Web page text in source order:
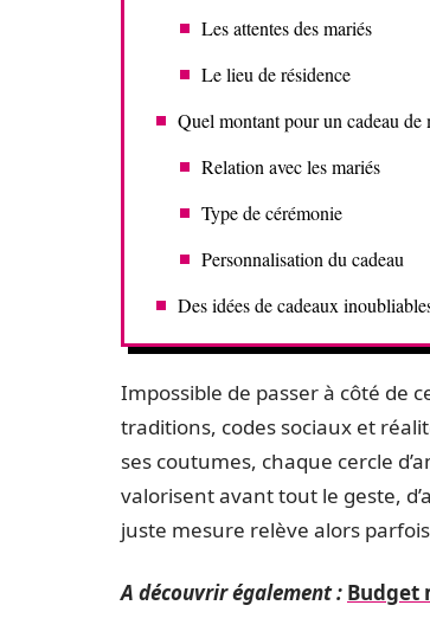
Les attentes des mariés
Le lieu de résidence
Quel montant pour un cadeau de
Relation avec les mariés
Type de cérémonie
Personnalisation du cadeau
Des idées de cadeaux
Impossible de passer à côté de
traditions, codes sociaux et
ses coutumes, chaque cercle
valorisent avant tout le geste,
juste mesure relève alors
A découvrir également : Budget